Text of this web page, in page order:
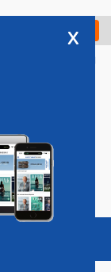
Check in
Vacatures
x